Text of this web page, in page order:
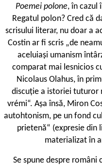
Poemei polone, în cazul
Regatul polon? Cred că
scrisului literar, nu doar a
Costin ar fi scris „de
aceluiași umanism
comparat mai lesnicios
Nicolaus Olahus, în
discuție a istoriei tuturor
vrémi“. Așa însă, Miron
autohtonism, pe un fond
prietenă“ (expresie din
materializat în
Se spune despre români